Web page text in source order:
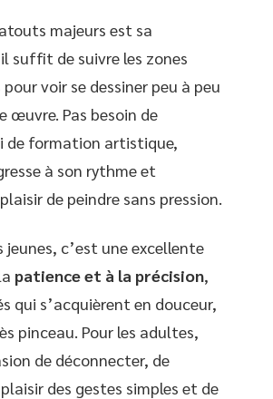
majeurs est sa
suffit de suivre les zones
voir se dessiner peu à peu
œuvre. Pas besoin de
de formation artistique,
à son rythme et
de peindre sans pression.
jeunes, c’est une excellente
patience et à la précision,
qui s’acquièrent en douceur,
pinceau. Pour les adultes,
de déconnecter, de
des gestes simples et de